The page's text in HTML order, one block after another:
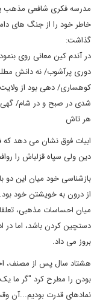
مدرسه فکری شافعی مذهب پس
خاطر خود را از جنگ های
گذاشت:
در آندم کین معانی روی
دوری پرآشوب/ نە دانش
کوهساری/ دهی بود از
شدی در صبح و در شام/ گهی
هر تاش
ابیات فوق نشان می دهد که
دین ولی سپاه قزلباش را
بازشناسی خود میان این دو
از درون به خویشتن خود بود.
میان احساسات مذهبی،
دستچین کردن باشد، اما در
بروز می داد.
هشتاد سال پس از مصنف،
بودن را مطرح کرد "گر ما
نمادهای قدرت بودیم...آن